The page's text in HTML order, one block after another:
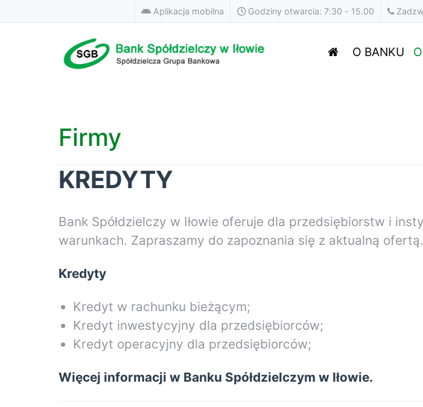
Aplikacja mobilna Godziny otwarcia: 7:30 - 15.00
O BANKU
Firmy
KREDYTY
Bank Spółdzielczy w Iłowie oferuje dla przedsiębiorstw i
warunkach. Zapraszamy do zapoznania się z aktualną ofertą.
Kredyty
Kredyt w rachunku bieżącym;
Kredyt inwestycyjny dla przedsiębiorców;
Kredyt operacyjny dla przedsiębiorców;
Więcej informacji w Banku Spółdzielczym w Iłowie.